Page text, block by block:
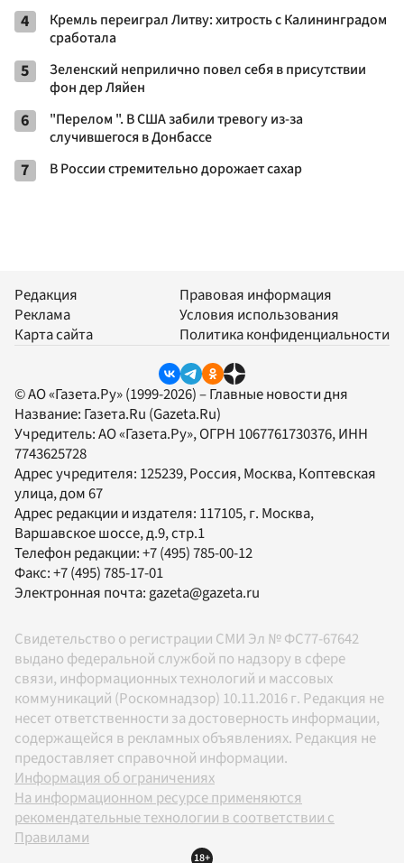
4
Кремль переиграл Литву: хитрость с Калининградом
сработала
5
Зеленский неприлично повел cебя в присутствии
фон дер Ляйен
6
"Перелом ". В США забили тревогу из-за
случившегося в Донбассе
7 В России стремительно дорожает сахар
Редакция
Реклама
Карта сайта
Правовая информация
Условия использования
Политика конфиденциальности
© АО «Газета.Ру» (1999-2026) – Главные новости дня
Название: Газета.Ru (Gazeta.Ru)
Учредитель:АО «Газета.Ру», ОГРН 1067761730376, ИНН
7743625728
Адрес учредителя: 125239, Россия, Москва, Коптевская
улица, дом 67
Адрес редакции и издателя: 117105, г. Москва,
Варшавское шоссе, д.9, стр.1
Телефон редакции:+7 (495) 785-00-12
Факс:+7 (495) 785-17-01
Электронная почта: gazeta@gazeta.ru
Свидетельство о регистрации СМИ Эл № ФС77-67642
выдано федеральной службой по надзору в сфере
связи, информационных технологий и массовых
коммуникаций (Роскомнадзор) 10.11.2016 г. Редакция не
несет ответственности за достоверность информации,
содержащейся в рекламных объявлениях. Редакция не
предоставляет справочной информации.
Информация об ограничениях
На информационном ресурсе применяются
рекомендательные технологии в соответствии с
Правилами
18+